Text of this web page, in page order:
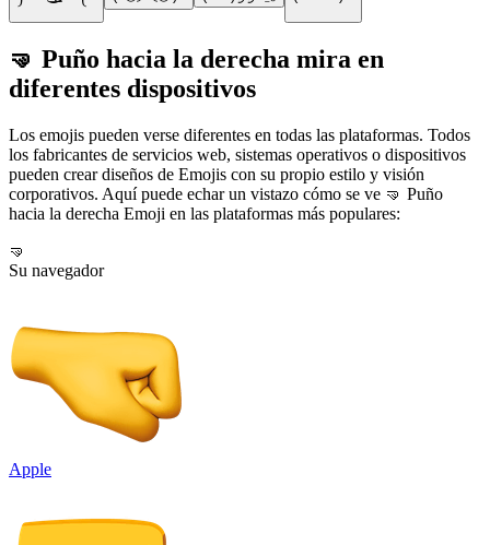
🤜 Puño hacia la derecha mira en
diferentes dispositivos
Los emojis pueden verse diferentes en todas las plataformas. Todos
los fabricantes de servicios web, sistemas operativos o dispositivos
pueden crear diseños de Emojis con su propio estilo y visión
corporativos. Aquí puede echar un vistazo cómo se ve 🤜 Puño
hacia la derecha Emoji en las plataformas más populares:
🤜
Su navegador
Apple